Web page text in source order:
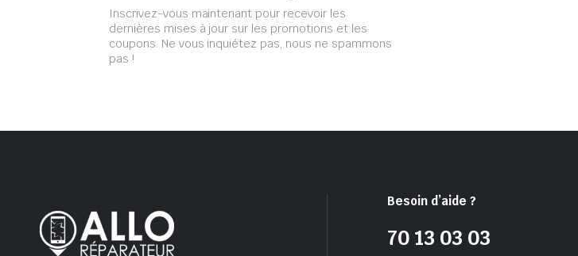
Inscrivez-vous maintenant pour recevoir les
dernières mises à jour sur les promotions et les
coupons. Ne vous inquiétez pas, nous ne spammons
pas !
Besoin d’aide ?
70 13 03 03